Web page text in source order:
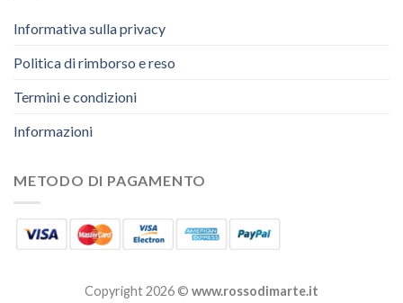
Informativa sulla privacy
Politica di rimborso e reso
Termini e condizioni
Informazioni
METODO DI PAGAMENTO
Copyright 2026 © www.rossodimarte.it